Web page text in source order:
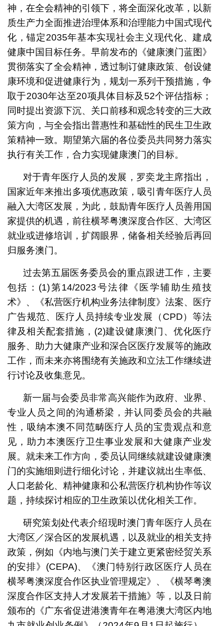
神，在全会精神的引领下，将全面深化改革，以新
质生产力全面推进治理体系和治理能力中国式现代
化，锚定2035年基本实现社会主义现代化、建成
健康中国目标任务。早前发布的《健康澳门蓝图》
贯彻落实了全会精神，透过制订健康政策、创设健
康环境和促进健康行为，规划一系列干预措施，争
取于2030年达至20项具体目标及52个评估指标；
同时提出资源下沉、关口前移和观念转变的三大政
策方向，与全会指出普惠性和基础性的民生卫生政
策精神一致。期望第六届的各位委员共同努力落实
执行有关工作，合力实现健康澳门的目标。
对于青年医疗人员的发展，罗奕龙主席指出，
国家近年来推出多项优惠政策，吸引青年医疗人员
融入大湾区发展，为此，鼓励青年医疗人员善用国
家提供的机遇，前往横琴粤澳深度合作区、大湾区
就业或进修培训，扩阔眼界，储备相关经验后再回
归服务澳门。
过去第五届医务委员会的重点跟进工作，主要
包括：(1)第14/2023号法律《医学辅助生殖技
术》、《私营医疗机构业务法律制度》法案、医疗
广告规范、医疗人员持续专业发展（CPD）等法
律及相关配套措施，(2)建设健康澳门、优化医疗
服务、助力大健康产业和深合区医疗发展等的施政
工作，而未来亦将围绕有关施政和立法工作继续进
行讨论及收集意见。
新一届与会委员非常高兴能作为政府、业界、
专业人员之间的沟通桥梁，并认同委员会的共融
性，吸纳本澳不同范畴医疗人员的宝贵观点和意
见，助力本澳医疗卫生事业发展和大健康产业发
展。就未来工作方向，委员认同继续就建设健康澳
门的实施细则进行细化讨论，并建议就出生率低、
人口老龄化、精神健康和公私营医疗机构协作等议
题，持续探讨相应的卫生政策以优化相关工作。
研究策划处代表介绍现时澳门青年医疗人员在
大湾区／深合区的发展机遇，以及就业的相关支持
政策，例如《内地与澳门关于建立更紧密经贸关系
的安排》(CEPA)、《澳门特别行政区医疗人员在
横琴粤澳深度合作区执业管理规定》、《横琴粤澳
深度合作区支持人才发展若干措施》等，以及日前
颁布的《广东省促进港澳青年在粤港澳大湾区内地